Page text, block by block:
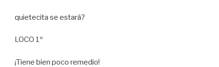
quietecita se estará?
LOCO 1º
¡Tiene bien poco remedio!